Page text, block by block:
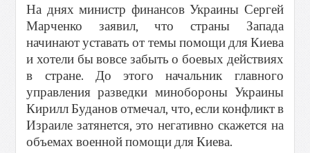
На днях министр финансов Украины Сергей
Марченко заявил, что страны Запада
начинают уставать от темы помощи для Киева
и хотели бы вовсе забыть о боевых действиях
в стране. До этого начальник главного
управления разведки минобороны Украины
Кирилл Буданов отмечал, что, если конфликт в
Израиле затянется, это негативно скажется на
объемах военной помощи для Киева.